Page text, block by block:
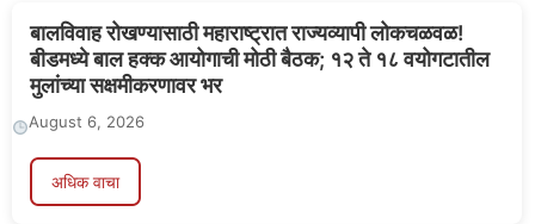
बालविवाह रोखण्यासाठी महाराष्ट्रात राज्यव्यापी लोकचळवळ!
बीडमध्ये बाल हक्क आयोगाची मोठी बैठक; १२ ते १८ वयोगटातील
मुलांच्या सक्षमीकरणावर भर
August 6, 2026
अधिक वाचा